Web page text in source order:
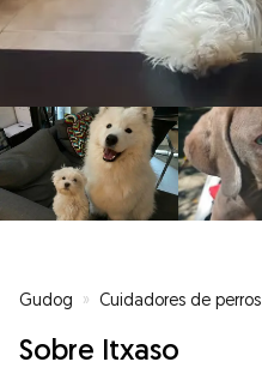
Gudog » Cuidadores de perros
Sobre Itxaso